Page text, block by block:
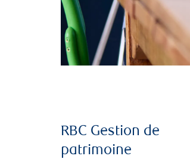
RBC Gestion de
patrimoine